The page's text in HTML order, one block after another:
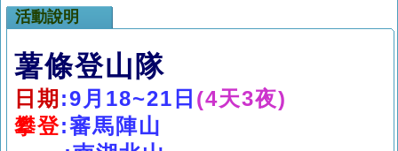
活動說明
薯條登山隊
日期 :9 月18~21 日 (4天3夜)
攀登:審馬陣山